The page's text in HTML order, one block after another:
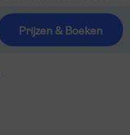
Prijzen & Boeken